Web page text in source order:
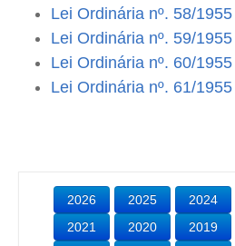
Lei Ordinária nº. 58/1955
Lei Ordinária nº. 59/1955
Lei Ordinária nº. 60/1955
Lei Ordinária nº. 61/1955
2026 2025 2024
2021
2020 2019